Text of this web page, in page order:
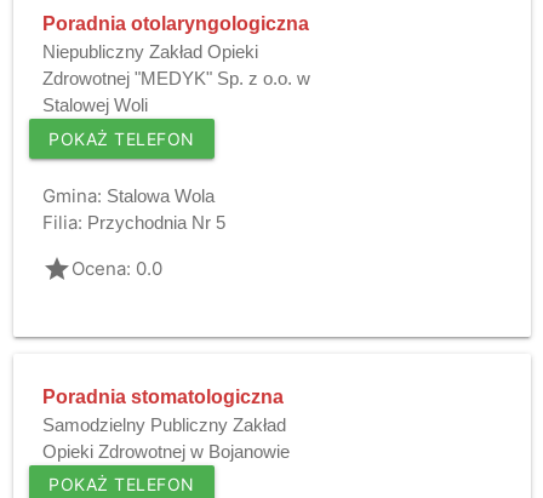
Poradnia otolaryngologiczna
Niepubliczny Zakład Opieki
Zdrowotnej "MEDYK" Sp. z o.o. w
Stalowej Woli
POKAŻ TELEFON
Gmina: Stalowa Wola
Filia: Przychodnia Nr 5
gradeOcena: 0.0
Poradnia stomatologiczna
Samodzielny Publiczny Zakład
Opieki Zdrowotnej w Bojanowie
POKAŻ TELEFON